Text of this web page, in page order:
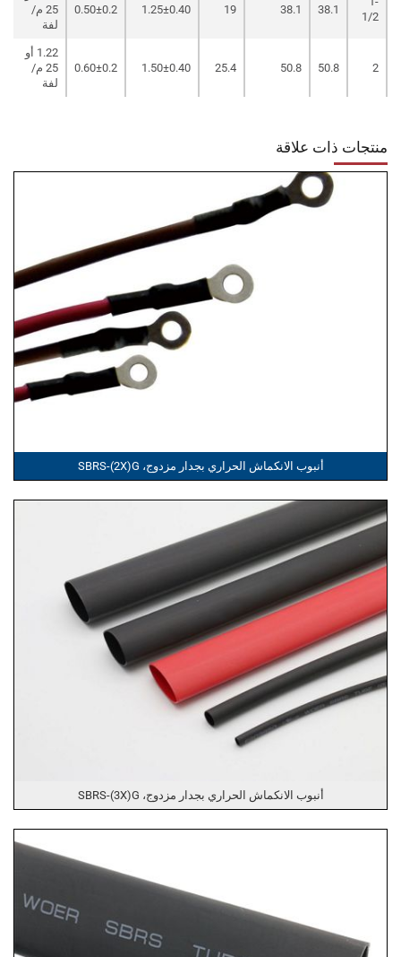
1/2
38.1
38.1
19
1.25±0.40
0.50±0.2
25 م/
لفة
2
50.8
50.8
25.4
1.50±0.40
0.60±0.2
1.22 أو
25 م/
لفة
منتجات ذات علاقة
أنبوب الانكماش الحراري بجدار مزدوج، SBRS-(2X)G
أنبوب الانكماش الحراري بجدار مزدوج، SBRS-(3X)G